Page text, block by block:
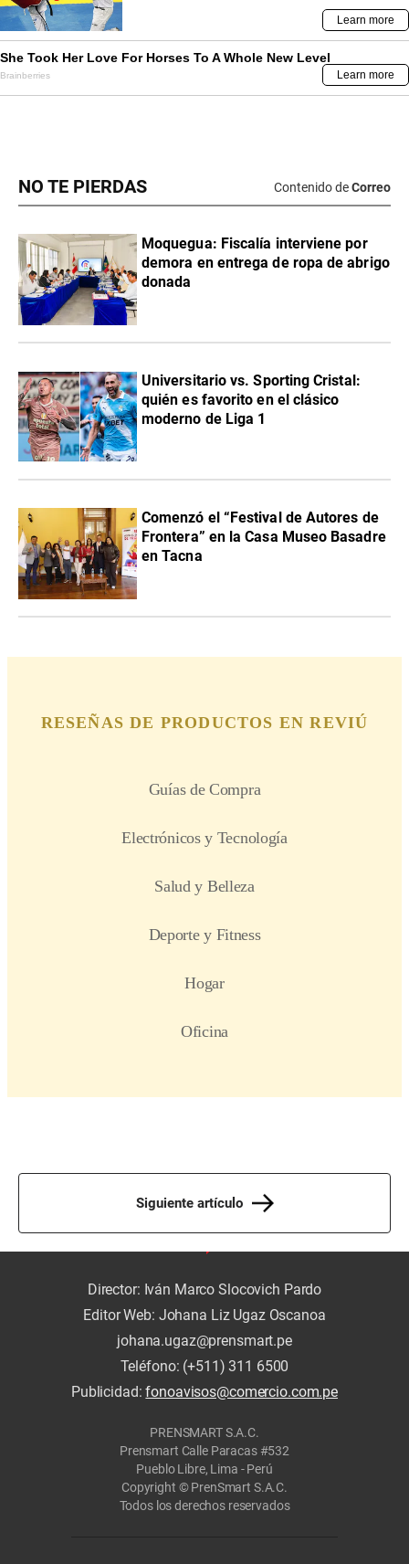
NO TE PIERDAS Contenido deCorreo
Moquegua: Fiscalía interviene por
demora en entrega de ropa de abrigo
donada
Universitario vs. Sporting Cristal:
quién es favorito en el clásico
moderno de Liga 1
Comenzó el “Festival de Autores de
Frontera” en la Casa Museo Basadre
en Tacna
Siguiente artículo
Director: Iván Marco Slocovich Pardo
Editor Web: Johana Liz Ugaz Oscanoa
johana.ugaz@prensmart.pe
Teléfono: (+511) 311 6500
Publicidad:fonoavisos@comercio.com.pe
PRENSMART S.A.C.
Prensmart Calle Paracas #532
Pueblo Libre, Lima - Perú
Copyright © PrenSmart S.A.C.
Todos los derechos reservados